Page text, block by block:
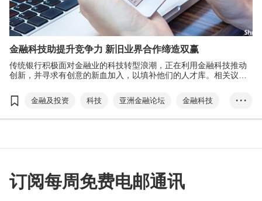
金融科技助提升竞争力 新旧业界合作缔造双赢
传统银行积极面对金融业的科技转型浪潮，正在利用金融科技推动
创新，并寻求有创意的新血加入，以填补他们的人才库。相关议题
关注。
金融及投资 科技 亚洲金融论坛
金融科技
国际金融中心
初创 传统银行
数码港
• • •
订阅每周免费电邮通讯